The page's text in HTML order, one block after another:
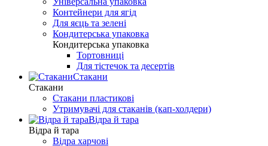
Контейнери для ягід
Для яєць та зелені
Кондитерська упаковка
Кондитерська упаковка
Тортовниці
Для тістечок та десертів
Стакани
Стакани
Стакани пластикові
Утримувачі для стаканів (кап-холдери)
Відра й тара
Відра й тара
Відра харчові